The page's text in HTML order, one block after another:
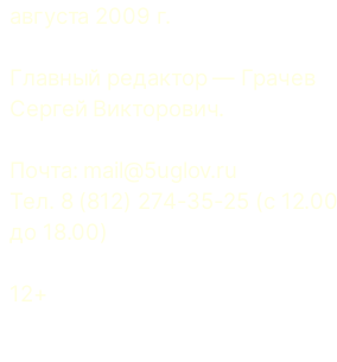
августа 2009 г.
Главный редактор — Грачев
Сергей Викторович.
Почта: mail@5uglov.ru
Тел. 8 (812) 274-35-25 (c 12.00
до 18.00)
12+